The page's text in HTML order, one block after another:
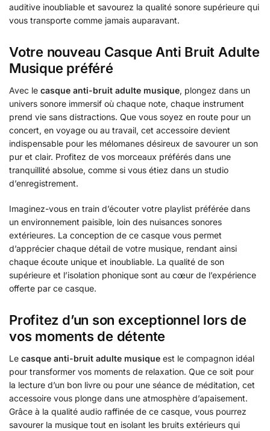
auditive inoubliable et savourez la qualité sonore supérieure qui
vous transporte comme jamais auparavant.
Votre nouveau Casque Anti Bruit Adulte
Musique préféré
Avec le casque anti-bruit adulte musique, plongez dans un
univers sonore immersif où chaque note, chaque instrument
prend vie sans distractions. Que vous soyez en route pour un
concert, en voyage ou au travail, cet accessoire devient
indispensable pour les mélomanes désireux de savourer un son
pur et clair. Profitez de vos morceaux préférés dans une
tranquillité absolue, comme si vous étiez dans un studio
d’enregistrement.
Imaginez-vous en train d’écouter votre playlist préférée dans
un environnement paisible, loin des nuisances sonores
extérieures. La conception de ce casque vous permet
d’apprécier chaque détail de votre musique, rendant ainsi
chaque écoute unique et inoubliable. La qualité de son
supérieure et l’isolation phonique sont au cœur de l’expérience
offerte par ce casque.
Profitez d’un son exceptionnel lors de
vos moments de détente
Le casque anti-bruit adulte musique est le compagnon idéal
pour transformer vos moments de relaxation. Que ce soit pour
la lecture d’un bon livre ou pour une séance de méditation, cet
accessoire vous plonge dans une atmosphère d’apaisement.
Grâce à la qualité audio raffinée de ce casque, vous pourrez
savourer la musique tout en isolant les bruits extérieurs qui